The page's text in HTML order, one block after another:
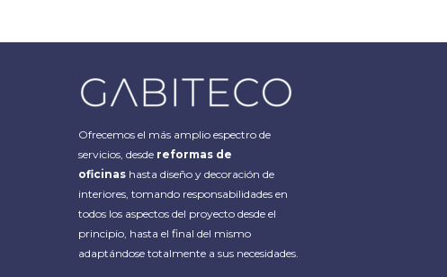
Ofrecemos el más amplio espectro de
servicios, desde reformas de
oficinas hasta diseño y decoración de
interiores, tomando responsabilidades en
todos los aspectos del proyecto desde el
principio, hasta el final del mismo
adaptándose totalmente a sus necesidades.